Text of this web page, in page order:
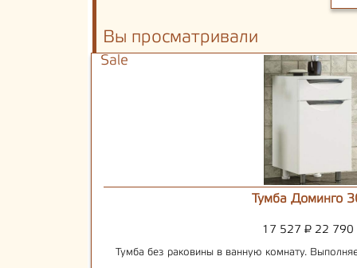
Вы просматривали
Sale
Тумба Доминго
17 527 ₽ 22 790
Тумба без раковины в ванную комнату.